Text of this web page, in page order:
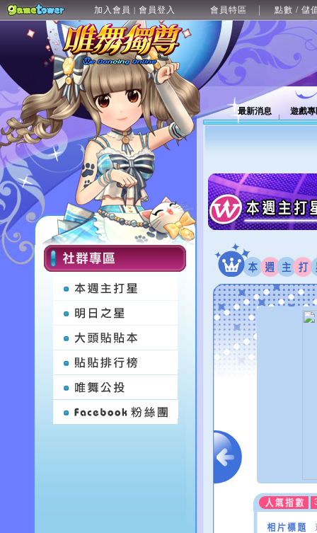
加入會員 | 會員登入 會員特區 點數 / 儲
最新消息 遊戲